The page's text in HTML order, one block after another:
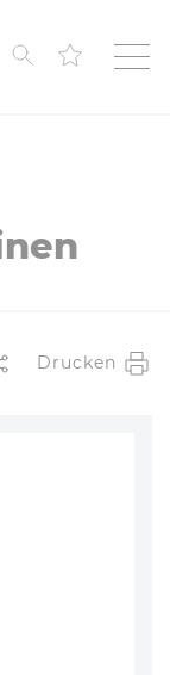
Suche
Drucken